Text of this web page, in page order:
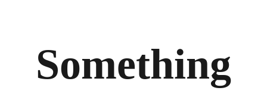
Something